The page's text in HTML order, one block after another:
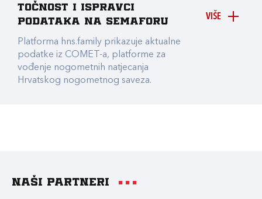
VIŠE
točnost i ispravci
podataka na Semaforu
Platforma hns.family prikazuje aktualne
podatke iz COMET-a, platforme za
vođenje nogometnih natjecanja
Hrvatskog nogometnog saveza.
Naši partneri